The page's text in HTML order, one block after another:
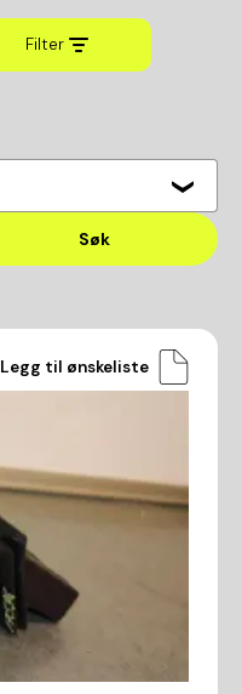
Filter
Søk
Legg til ønskeliste